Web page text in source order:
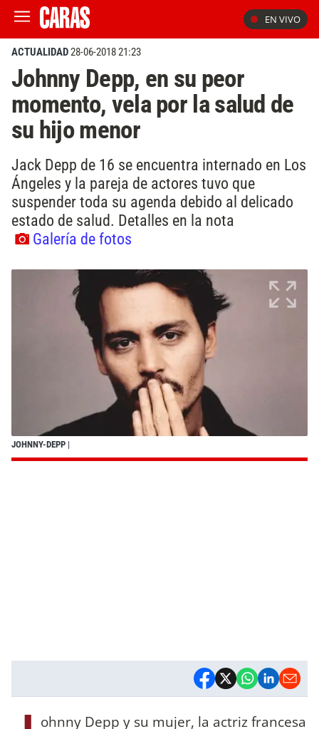
EN VIVO
ACTUALIDAD28-06-2018 21:23
Johnny Depp, en su peor
momento, vela por la salud de
su hijo menor
Jack Depp de 16 se encuentra internado en Los
Ángeles y la pareja de actores tuvo que
suspender toda su agenda debido al delicado
estado de salud. Detalles en la nota
Galería de fotos
JOHNNY-DEPP |
ohnny Depp y su mujer, la actriz francesa